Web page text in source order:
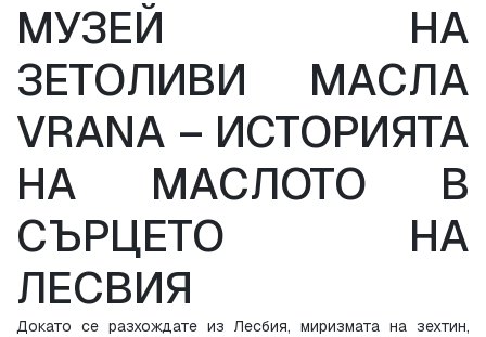
МУЗЕЙ НА
ЗЕТОЛИВИ МАСЛА
VRANA – ИСТОРИЯТА
НА МАСЛОТО В
СЪРЦЕТО НА
ЛЕСВИЯ
Докато се разхождате из Лесбия, миризмата на зехтин,